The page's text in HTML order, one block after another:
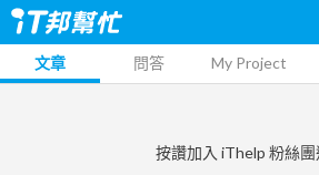
文章 問答 My Project
按讚加入 iThelp 粉絲團